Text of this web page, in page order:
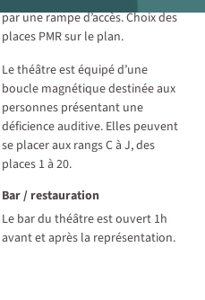
par une rampe d’accès. Choix des
places PMR sur le plan.
Le théâtre est équipé d’une
boucle magnétique destinée aux
personnes présentant une
déficience auditive. Elles peuvent
se placer aux rangs C à J, des
places 1 à 20.
Bar / restauration
Le bar du théâtre est ouvert 1h
avant et après la représentation.